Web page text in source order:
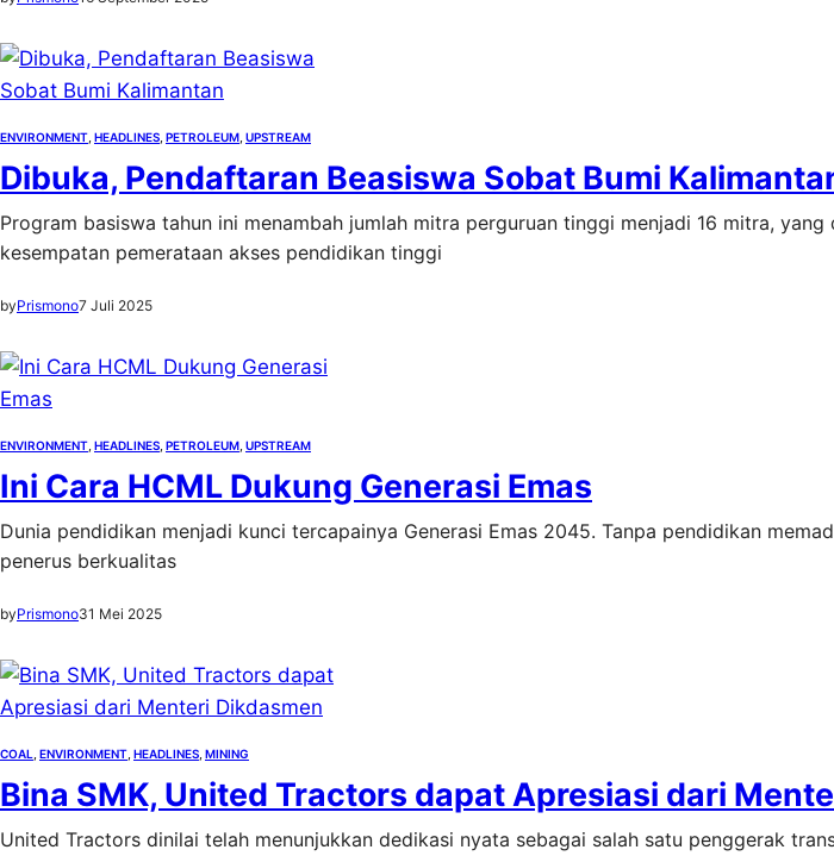
ENVIRONMENT HEADLINES PETROLEUM UPSTREAM
Dibuka, Pendaftaran Beasiswa Sobat Bumi
Program basiswa tahun ini menambah jumlah mitra perguruan tinggi menjadi 16 mitra, yang
kesempatan pemerataan akses pendidikan tinggi
byPrismono7 Juli 2025
ENVIRONMENT HEADLINES PETROLEUM UPSTREAM
Ini Cara HCML Dukung Generasi Emas
Dunia pendidikan menjadi kunci tercapainya Generasi Emas 2045. Tanpa pendidikan
penerus berkualitas
byPrismono31 Mei 2025
COAL ENVIRONMENT HEADLINES MINING
Bina SMK, United Tractors dapat Apresiasi dari
United Tractors dinilai telah menunjukkan dedikasi nyata sebagai salah satu penggerak